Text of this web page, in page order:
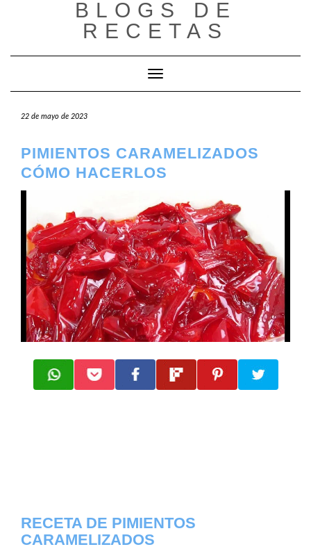
BLOGS DE
RECETAS
Cambiar modo de navegación
22 de mayo de 2023
PIMIENTOS CARAMELIZADOS
CÓMO HACERLOS
RECETA DE PIMIENTOS
CARAMELIZADOS